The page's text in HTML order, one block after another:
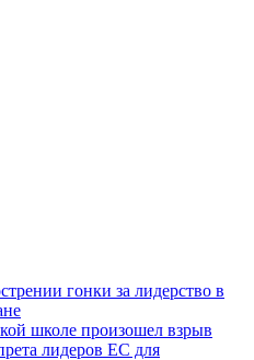
гонки за лидерство в
школе произошел взрыв
лидеров ЕС для